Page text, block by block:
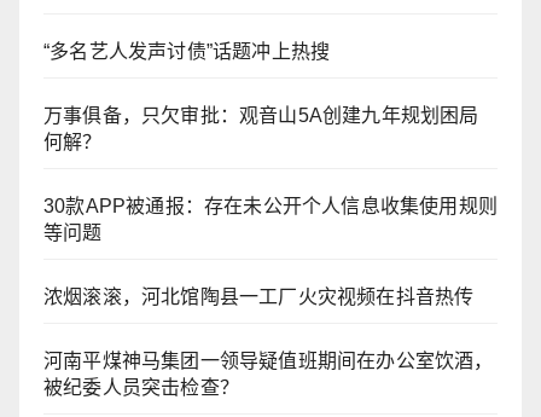
“多名艺人发声讨债”话题冲上热搜
万事俱备，只欠审批：观音山5A创建九年规划困局
何解？
30款APP被通报：存在未公开个人信息收集使用规则
等问题
浓烟滚滚，河北馆陶县一工厂火灾视频在抖音热传
河南平煤神马集团一领导疑值班期间在办公室饮酒，
被纪委人员突击检查？